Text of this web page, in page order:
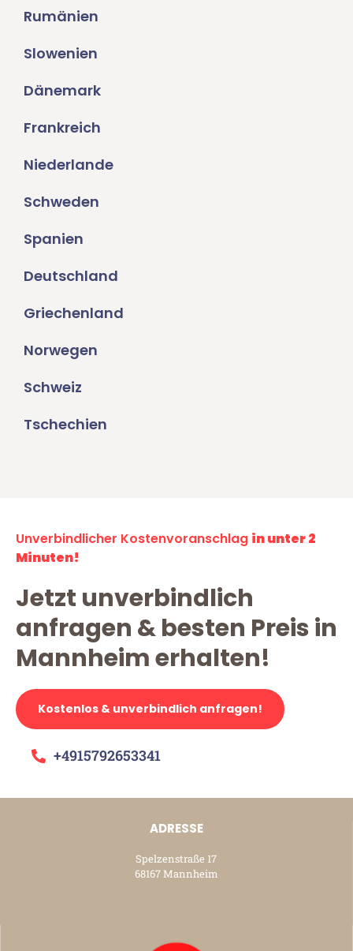
Rumänien
Slowenien
Dänemark
Frankreich
Niederlande
Schweden
Spanien
Deutschland
Griechenland
Norwegen
Schweiz
Tschechien
Unverbindlicher Kostenvoranschlag in unter 2
Minuten!
Jetzt unverbindlich
anfragen & besten Preis in
Mannheim erhalten!
Kostenlos & unverbindlich anfragen!
+4915792653341
ADRESSE
Spelzenstraße 17
68167 Mannheim